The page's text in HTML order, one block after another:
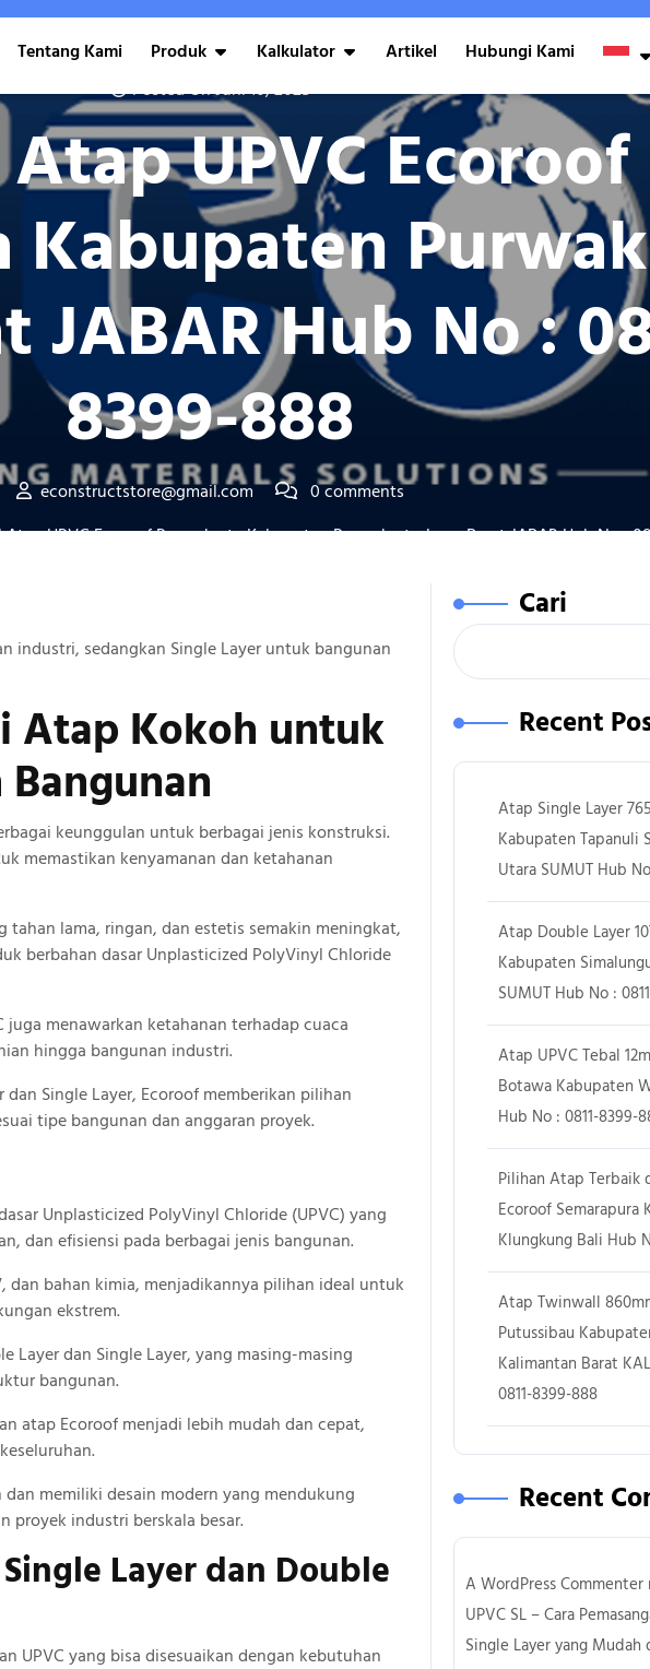
Tentang Kami Produk Kalkulator Artikel Hubungi Kami
Posted On Juni 10, 2025
UPVC Ecoroof
Kabupaten
JABAR Hub No :
8399-888
econstructstore@gmail.com
0 comments
UPVC Ecoroof Purwakarta Kabupaten Purwakarta Jawa Barat JABAR Hub No :
industri, sedangkan Single Layer untuk bangunan
Atap Kokoh untuk
keunggulan untuk berbagai jenis konstruksi.
memastikan kenyamanan dan ketahanan
lama, ringan, dan estetis semakin meningkat,
berbahan dasar Unplasticized PolyVinyl Chloride
menawarkan ketahanan terhadap cuaca
hingga bangunan industri.
Single Layer, Ecoroof memberikan pilihan
tipe bangunan dan anggaran proyek.
Unplasticized PolyVinyl Chloride (UPVC) yang
dan efisiensi pada berbagai jenis bangunan.
dan bahan kimia, menjadikannya pilihan ideal untuk
ekstrem.
Layer dan Single Layer, yang masing-masing
bangunan.
atap Ecoroof menjadi lebih mudah dan cepat,
memiliki desain modern yang mendukung
proyek industri berskala besar.
Layer dan Double
UPVC yang bisa disesuaikan dengan kebutuhan
Cari
Recent
Atap Single Layer
Kabupaten Tapanuli
Utara SUMUT Hub
Atap Double Layer
Kabupaten
SUMUT Hub No :
Atap UPVC Tebal
Botawa Kabupaten
Hub No : 0811-8399-
Pilihan Atap Terbaik
Ecoroof Semarapura
Klungkung Bali Hub
Atap Twinwall
Putussibau
Kalimantan Barat
0811-8399-888
Recent
A WordPress Commenter
UPVC SL – Cara
Single Layer yang